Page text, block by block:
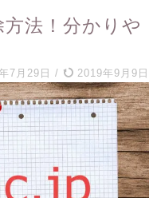
法！分かりや
7月29日 / 2019年9月9日